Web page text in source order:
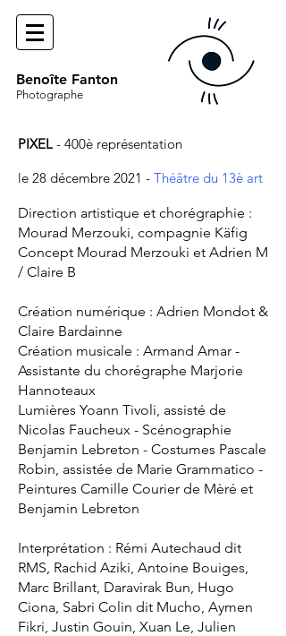
Benoîte Fanton
Photographe
PIXEL - 400è représentation
le 28 décembre 2021 - Théâtre du 13è art
Direction artistique et chorégraphie :
Mourad Merzouki, compagnie Käfig
Concept Mourad Merzouki et Adrien M
/ Claire B
Création numérique : Adrien Mondot &
Claire Bardainne
Création musicale : Armand Amar -
Assistante du chorégraphe Marjorie
Hannoteaux
Lumières Yoann Tivoli, assisté de
Nicolas Faucheux - Scénographie
Benjamin Lebreton - Costumes Pascale
Robin, assistée de Marie Grammatico -
Peintures Camille Courier de Mèré et
Benjamin Lebreton
Interprétation : Rémi Autechaud dit
RMS, Rachid Aziki, Antoine Bouiges,
Marc Brillant, Daravirak Bun, Hugo
Ciona, Sabri Colin dit Mucho, Aymen
Fikri, Justin Gouin, Xuan Le, Julien